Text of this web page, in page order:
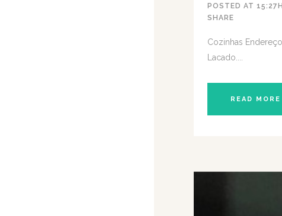
POSTED AT 15:27H
SHARE
Cozinhas
Lacado....
READ MORE